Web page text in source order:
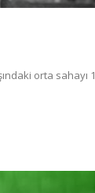
orta sahayı 1